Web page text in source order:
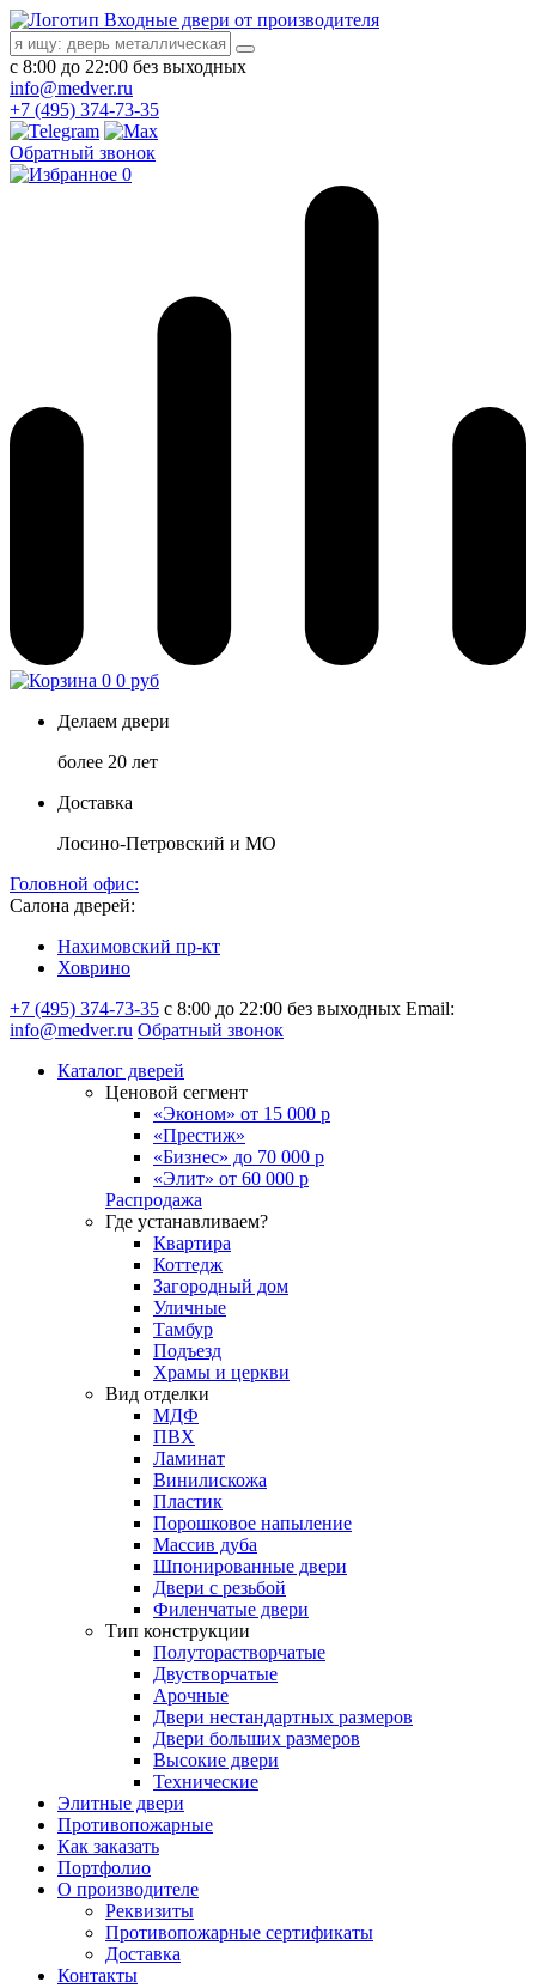
Входные двери от производителя
с 8:00 до 22:00 без выходных
info@medver.ru
+7 (495) 374-73-35
Обратный звонок
0
0 0 руб
Делаем двери
более 20 лет
Доставка
Лосино-Петровский и МО
Головной офис:
Салона дверей:
Нахимовский пр-кт
Ховрино
+7 (495) 374-73-35 с 8:00 до 22:00 без выходных Email:
info@medver.ru Обратный звонок
Каталог дверей
Ценовой сегмент
«Эконом» от 15 000 р
«Престиж»
«Бизнес» до 70 000 р
«Элит» от 60 000 р
Распродажа
Где устанавливаем?
Квартира
Коттедж
Загородный дом
Уличные
Тамбур
Подъезд
Храмы и церкви
Вид отделки
МДФ
ПВХ
Ламинат
Винилискожа
Пластик
Порошковое напыление
Массив дуба
Шпонированные двери
Двери с резьбой
Филенчатые двери
Тип конструкции
Полуторастворчатые
Двустворчатые
Арочные
Двери нестандартных размеров
Двери больших размеров
Высокие двери
Технические
Элитные двери
Противопожарные
Как заказать
Портфолио
О производителе
Реквизиты
Противопожарные сертификаты
Доставка
Контакты